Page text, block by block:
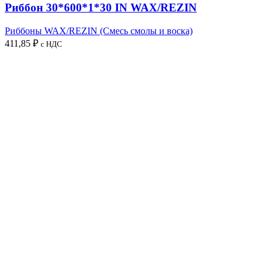
Риббон 30*600*1*30 IN WAX/REZIN
Риббоны WAX/REZIN (Смесь смолы и воска)
411,85 ₽ с НДС